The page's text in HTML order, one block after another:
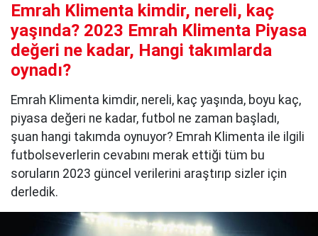
Emrah Klimenta kimdir, nereli, kaç
yaşında? 2023 Emrah Klimenta Piyasa
değeri ne kadar, Hangi takımlarda
oynadı?
Emrah Klimenta kimdir, nereli, kaç yaşında, boyu kaç,
piyasa değeri ne kadar, futbol ne zaman başladı,
şuan hangi takımda oynuyor? Emrah Klimenta ile ilgili
futbolseverlerin cevabını merak ettiği tüm bu
soruların 2023 güncel verilerini araştırıp sizler için
derledik.